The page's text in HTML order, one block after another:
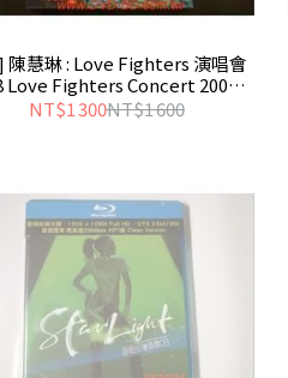
陳慧琳 : Love Fighters 演唱會
Love Fighters Concert 2008 -
Kelly Chan
NT$1 300NT$1 600